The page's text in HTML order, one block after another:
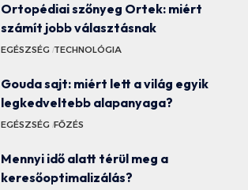
Ortopédiai szőnyeg Ortek: miért
számít jobb választásnak
EGÉSZSÉG TECHNOLÓGIA
Gouda sajt: miért lett a világ egyik
legkedveltebb alapanyaga?
EGÉSZSÉG FŐZÉS
Mennyi idő alatt térül meg a
keresőoptimalizálás?